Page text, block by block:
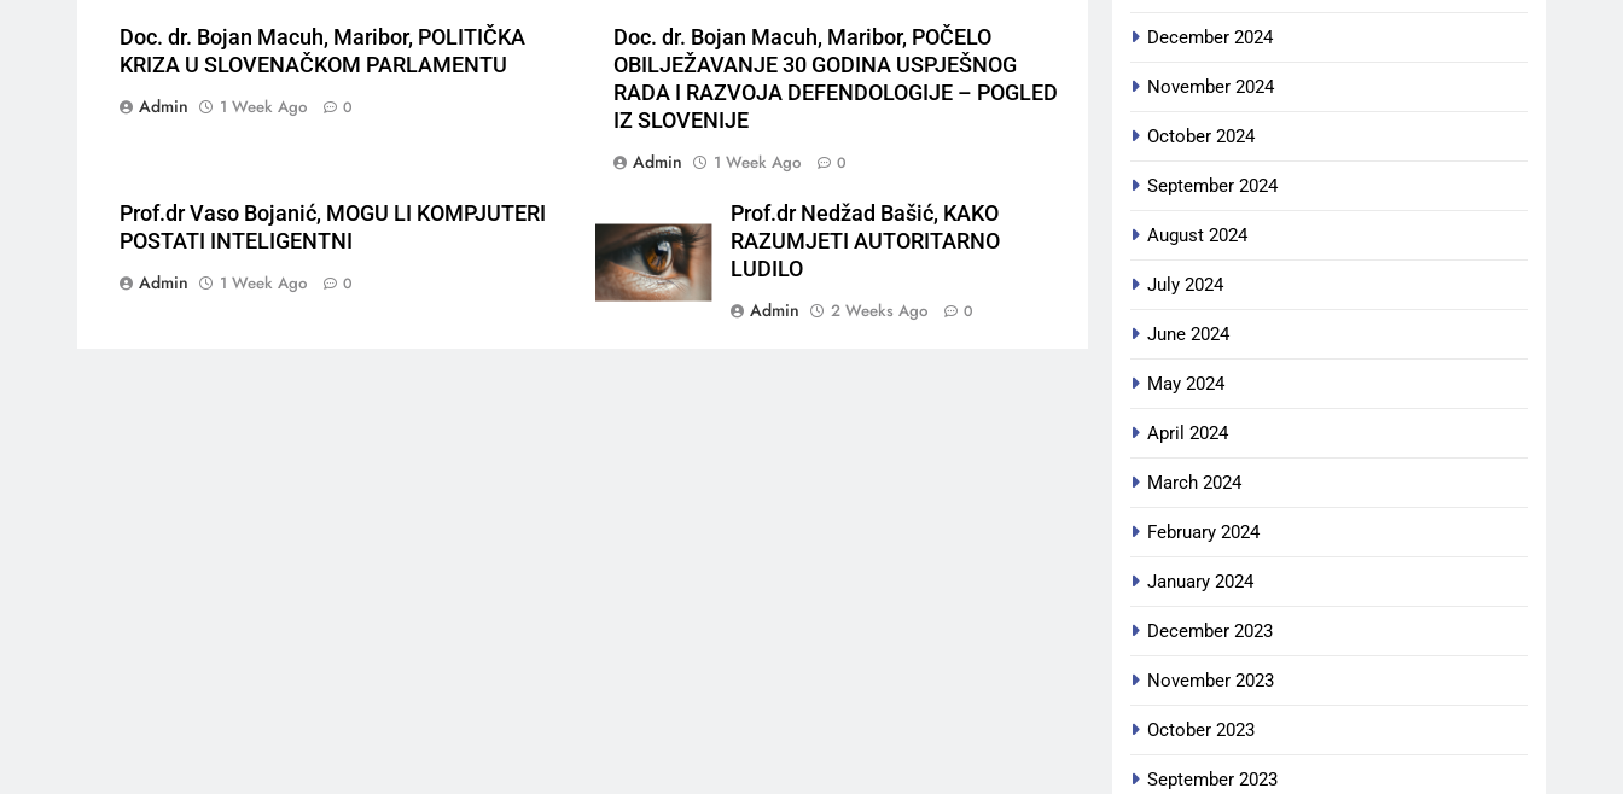
Doc. dr. Bojan Macuh, Maribor, POLITIČKA
KRIZA U SLOVENAČKOM PARLAMENTU
Admin
1 Week Ago 0
Doc. dr. Bojan Macuh, Maribor, POČELO
OBILJEŽAVANJE 30 GODINA USPJEŠNOG
RADA I RAZVOJA DEFENDOLOGIJE – POGLED
IZ SLOVENIJE
Admin
1 Week Ago 0
Prof.dr Vaso Bojanić, MOGU LI KOMPJUTERI
POSTATI INTELIGENTNI
Admin
1 Week Ago 0
Prof.dr Nedžad Bašić, KAKO
RAZUMJETI AUTORITARNO
LUDILO
Admin
2 Weeks Ago 0
December 2024
November 2024
October 2024
September 2024
August 2024
July 2024
June 2024
May 2024
April 2024
March 2024
February 2024
January 2024
December 2023
November 2023
October 2023
September 2023